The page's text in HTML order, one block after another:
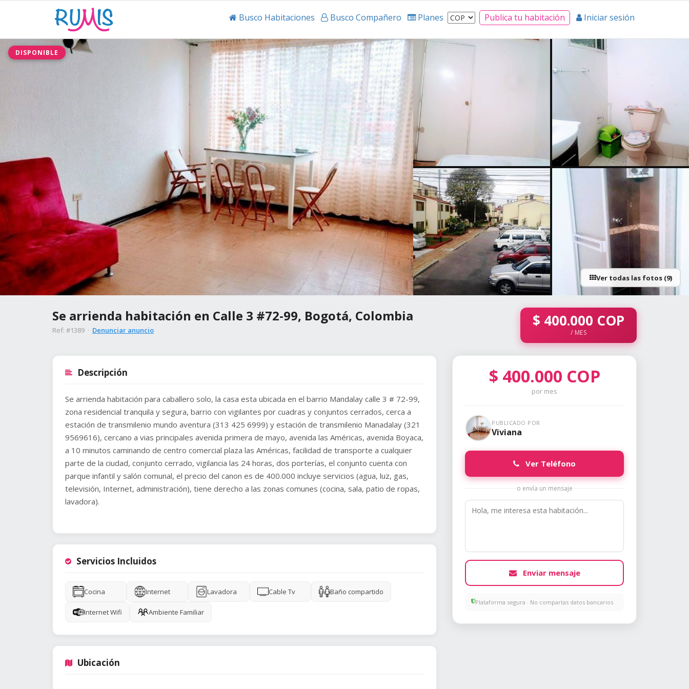
Busco Habitaciones Busco Compañero Planes Publica tu habitación Iniciar sesión
DISPONIBLE
Ver todas las fotos (9)
Se arrienda habitación en Calle 3 #72-99, Bogotá, Colombia
Ref: #1389 · Denunciar anuncio
$ 400.000 COP
/ MES
Descripción
Se arrienda habitación para caballero solo, la casa esta ubicada en el barrio Mandalay calle 3 # 72-99,
zona residencial tranquila y segura, barrio con vigilantes por cuadras y conjuntos cerrados, cerca a
estación de transmilenio mundo aventura (313 425 6999) y estación de transmilenio Manadalay (321
9569616), cercano a vias principales avenida primera de mayo, avenida las Américas, avenida Boyaca,
a 10 minutos caminando de centro comercial plaza las Américas, facilidad de transporte a cualquier
parte de la ciudad, conjunto cerrado, vigilancia las 24 horas, dos porterías, el conjunto cuenta con
parque infantil y salón comunal, el precio del canon es de 400.000 incluye servicios (agua, luz, gas,
televisión, Internet, administración), tiene derecho a las zonas comunes (cocina, sala, patio de ropas,
lavadora).
Servicios Incluidos
Cocina Internet Lavadora Cable Tv Baño compartido
Internet Wifi Ambiente Familiar
Ubicación
$ 400.000 COP
por mes
PUBLICADO POR
Viviana
Ver Teléfono
o envía un mensaje
Enviar mensaje
Plataforma segura · No compartas datos bancarios